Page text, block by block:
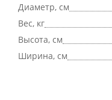
Диаметр, см
Вес, кг
Высота, см
Ширина, см